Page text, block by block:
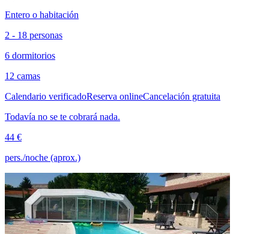
Entero o habitación
2 - 18 personas
6 dormitorios
12 camas
Calendario verificadoReserva onlineCancelación gratuita
Todavía no se te cobrará nada.
44 €
pers./noche (aprox.)